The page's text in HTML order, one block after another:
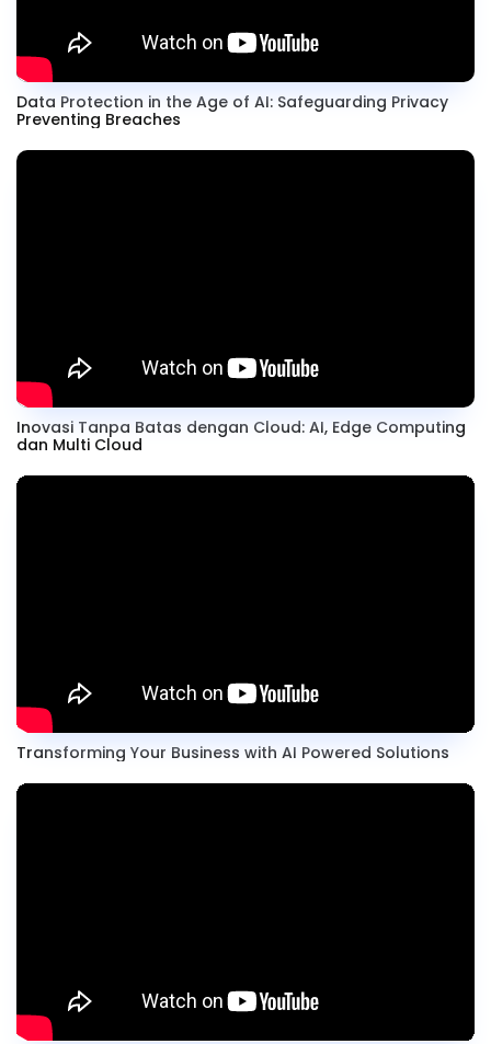
Data Protection in the Age of AI: Safeguarding Privacy
Preventing Breaches
Inovasi Tanpa Batas dengan Cloud: AI, Edge Computing
dan Multi Cloud
Transforming Your Business with AI Powered Solutions